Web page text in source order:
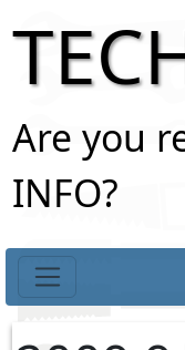
Are you
INFO?